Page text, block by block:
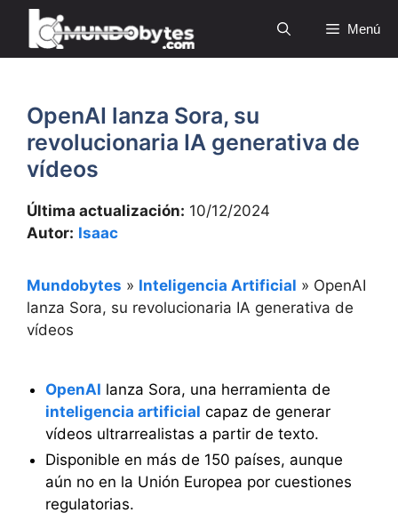
Saltar
contenido
Menú
OpenAI lanza Sora, su
revolucionaria IA generativa de
vídeos
Última actualización: 10/12/2024
Autor: Isaac
Mundobytes » Inteligencia Artificial » OpenAI
lanza Sora, su revolucionaria IA generativa de
vídeos
OpenAI lanza Sora, una herramienta de
inteligencia artificial capaz de generar
vídeos ultrarrealistas a partir de texto.
Disponible en más de 150 países, aunque
aún no en la Unión Europea por cuestiones
regulatorias.